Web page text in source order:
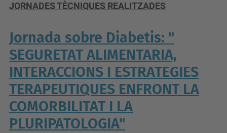
JORNADES TÈCNIQUES REALITZADES
Jornada sobre Diabetis: "
SEGURETAT ALIMENTARIA,
INTERACCIONS I ESTRATEGIES
TERAPEUTIQUES ENFRONT LA
COMORBILITAT I LA
PLURIPATOLOGIA"